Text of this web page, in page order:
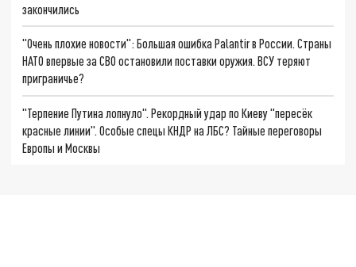
закончились
"Очень плохие новости": Большая ошибка Palantir в России. Страны
НАТО впервые за СВО остановили поставки оружия. ВСУ теряют
приграничье?
"Терпение Путина лопнуло". Рекордный удар по Киеву "пересёк
красные линии". Особые спецы КНДР на ЛБС? Тайные переговоры
Европы и Москвы